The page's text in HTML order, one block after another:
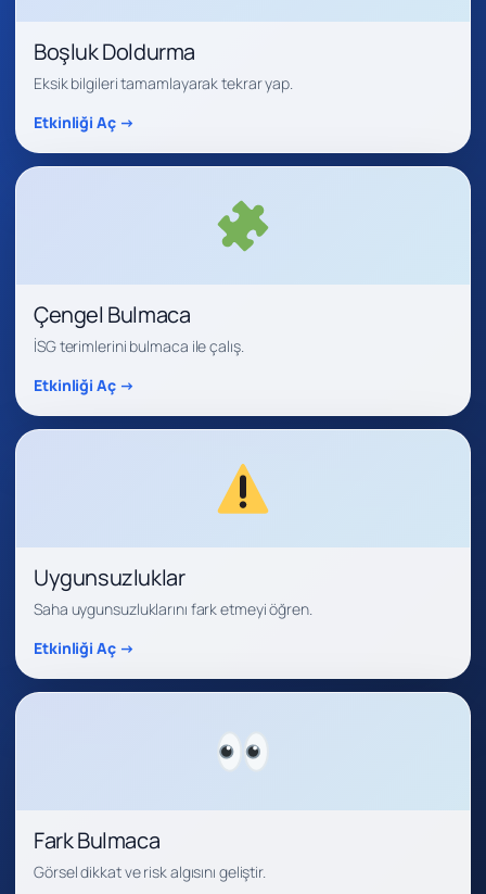
Boşluk Doldurma
Eksik bilgileri tamamlayarak tekrar yap.
Etkinliği Aç →
Çengel Bulmaca
İSG terimlerini bulmaca ile çalış.
Etkinliği Aç →
Uygunsuzluklar
Saha uygunsuzluklarını fark etmeyi öğren.
Etkinliği Aç →
Fark Bulmaca
Görsel dikkat ve risk algısını geliştir.